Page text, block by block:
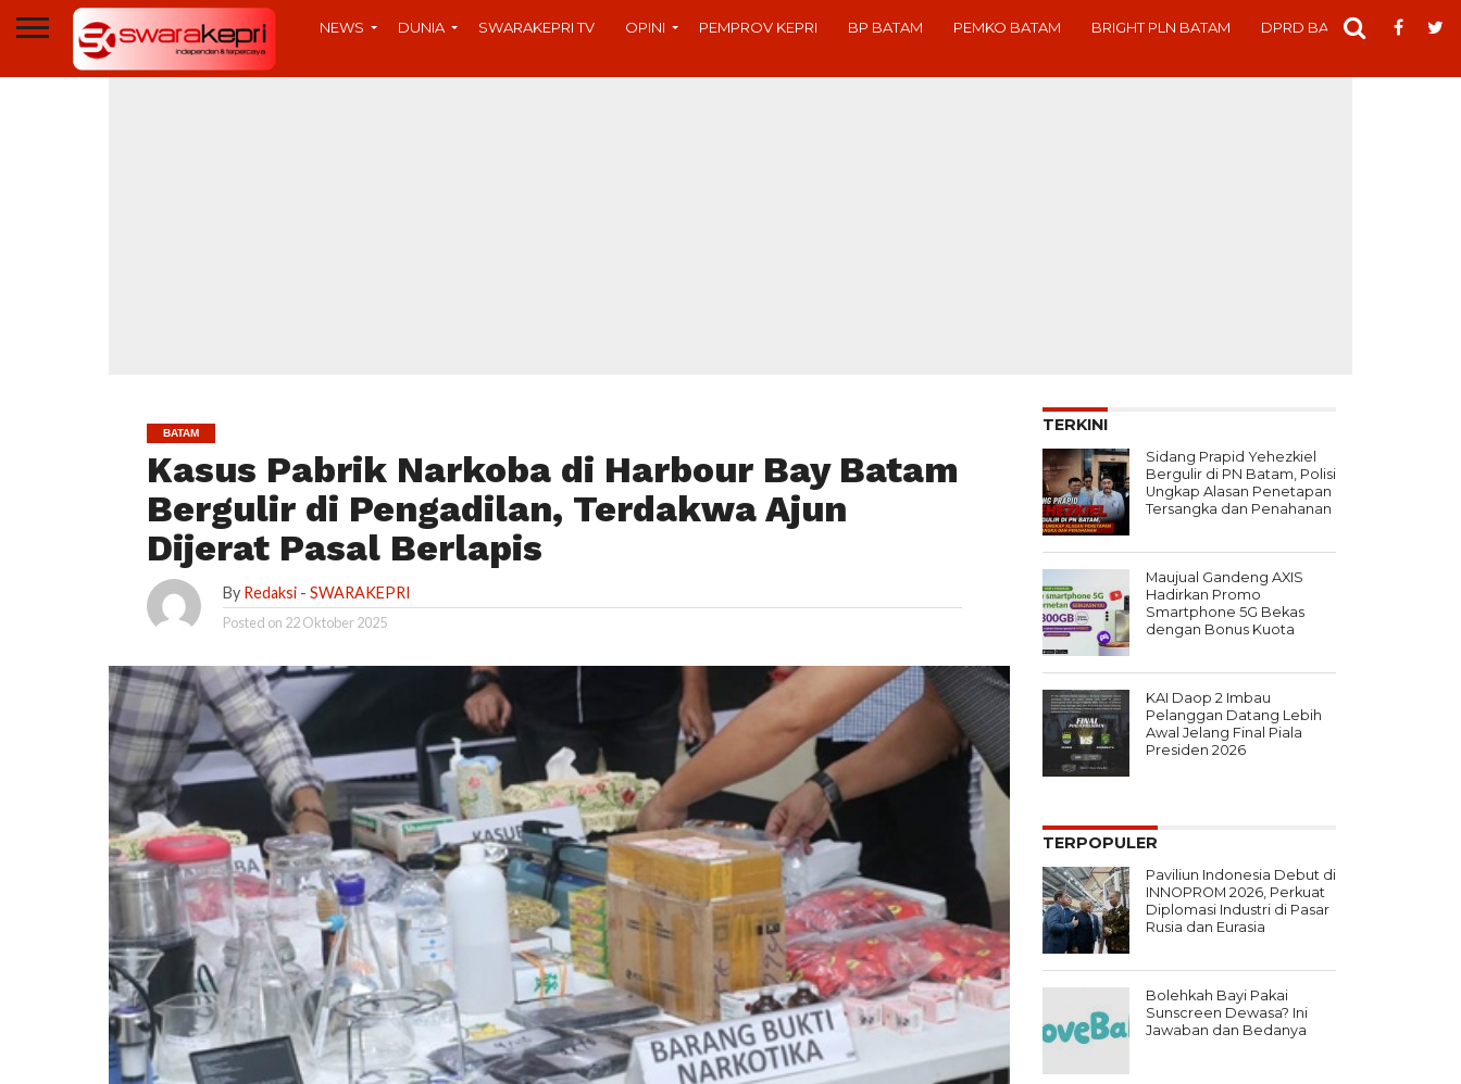
NEWS DUNIA SWARAKEPRI TV OPINI PEMPROV KEPRI BP BATAM PEMKO BATAM BRIGHT PLN BATAM DPRD BATAM
BATAM
Kasus Pabrik Narkoba di Harbour Bay Batam
Bergulir di Pengadilan, Terdakwa Ajun
Dijerat Pasal Berlapis
By Redaksi - SWARAKEPRI
Posted on 22 Oktober 2025
TERKINI
Sidang Prapid Yehezkiel
Bergulir di PN Batam, Polisi
Ungkap Alasan Penetapan
Tersangka dan Penahanan
Maujual Gandeng AXIS
Hadirkan Promo
Smartphone 5G Bekas
dengan Bonus Kuota
KAI Daop 2 Imbau
Pelanggan Datang Lebih
Awal Jelang Final Piala
Presiden 2026
TERPOPULER
Paviliun Indonesia Debut di
INNOPROM 2026, Perkuat
Diplomasi Industri di Pasar
Rusia dan Eurasia
Bolehkah Bayi Pakai
Sunscreen Dewasa? Ini
Jawaban dan Bedanya